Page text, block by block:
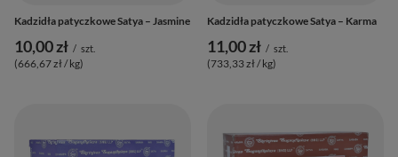
Kadzidła patyczkowe Satya – Jasmine
10,00 zł / szt.
(666,67 zł / kg)
Kadzidła patyczkowe Satya – Karma
11,00 zł / szt.
(733,33 zł / kg)